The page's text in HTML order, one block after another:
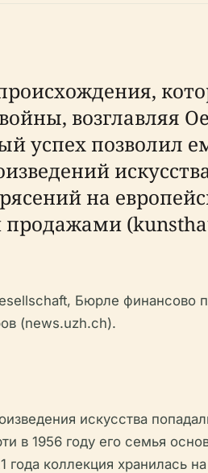
возглавляя
успех позволил
на
Бюрле финансово
(news.uzh.ch).
искусства
в 1956 году его семья
коллекция хранилась